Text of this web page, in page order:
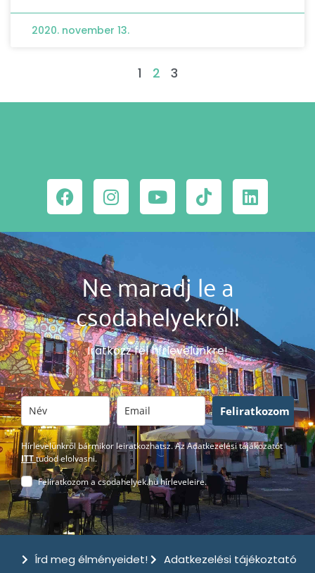
2020. november 13.
1 2 3
Ne maradj le a
csodahelyekről!
Iratkozz fel hírlevelünkre!
Feliratkozom
Hírlevelünkről bármikor leiratkozhatsz. Az Adatkezelési tájákozatót
ITTtudod elolvasni.
Feliratkozom a csodahelyek.hu hírleveleire.
Írd meg élményeidet! Adatkezelési tájékoztató